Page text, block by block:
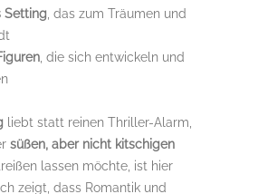
Setting , das zum Träumen und
, die sich entwickeln und
liebt statt reinen Thriller-Alarm,
süßen, aber nicht kitschigen
lassen möchte, ist hier
zeigt, dass Romantik und